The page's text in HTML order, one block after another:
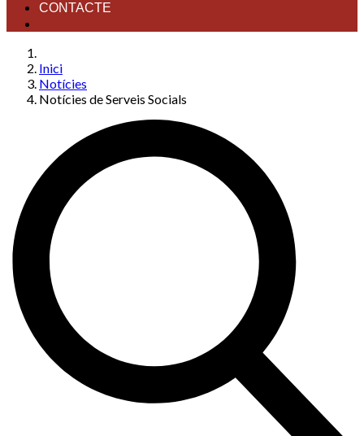
CONTACTE
Inici
Notícies
Notícies de Serveis Socials